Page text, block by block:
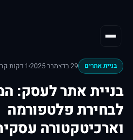
בניית אתרים 29 בדצמבר 2025 1 דקות קריאה
בניית אתר לעסק:
לבחירת פלטפורמה
וארכיטקטורה